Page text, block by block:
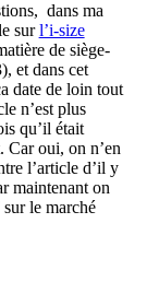
dans ma
surl’i-size
de siège-
et dans cet
date de loin tout
n’est plus
qu’il était
Car oui, on n’en
l’article d’il y
maintenant on
le marché